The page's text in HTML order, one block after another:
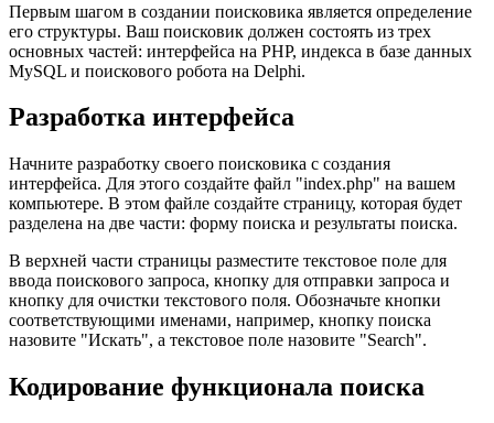
Первым шагом в создании поисковика является определение
его структуры. Ваш поисковик должен состоять из трех
основных частей: интерфейса на PHP, индекса в базе данных
MySQL и поискового робота на Delphi.
Разработка интерфейса
Начните разработку своего поисковика с создания
интерфейса. Для этого создайте файл "index.php" на вашем
компьютере. В этом файле создайте страницу, которая будет
разделена на две части: форму поиска и результаты поиска.
В верхней части страницы разместите текстовое поле для
ввода поискового запроса, кнопку для отправки запроса и
кнопку для очистки текстового поля. Обозначьте кнопки
соответствующими именами, например, кнопку поиска
назовите "Искать", а текстовое поле назовите "Search".
Кодирование функционала поиска